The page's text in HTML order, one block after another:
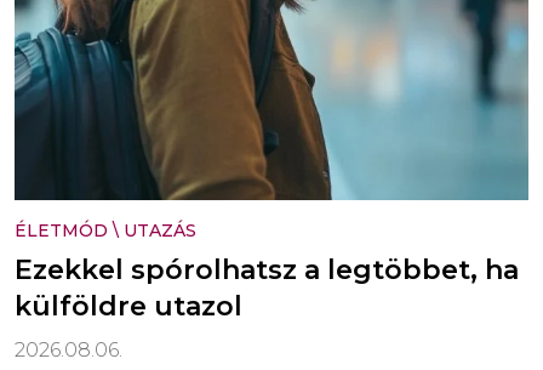
ÉLETMÓD \ UTAZÁS
Ezekkel spórolhatsz a legtöbbet, ha
külföldre utazol
2026.08.06.